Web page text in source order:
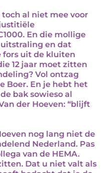
al niet mee voor
En die mollige
en dat
fors uit de kluiten
12 jaar moet zitten
Vol ontzag
Boer. En je hebt het
bak sowieso al
der Hoeven: “blijft
nog lang niet de
Nederland. Pas
van de HEMA.
Dat u niet valt als